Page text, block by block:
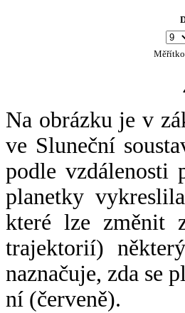
Na obrázku je v
ve Sluneční
podle vzdálenosti
planetky
které lze změnit
trajektorií)
naznačuje, zda se
ní (červeně).